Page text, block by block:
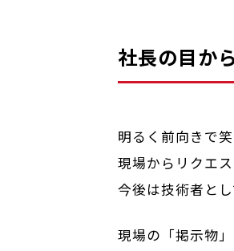
社長の目か
明るく前向きで
現場からリクエ
今後は技術者と
現場の「掲示物